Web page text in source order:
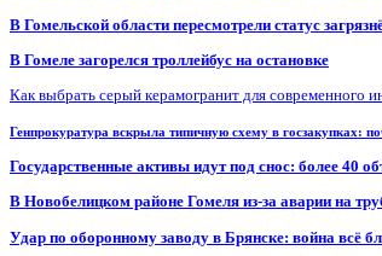
В Гомельской области пересмотрели статус
В Гомеле загорелся троллейбус на остановке
Как выбрать серый керамогранит для современного
Генпрокуратура вскрыла типичную схему в госзакупках:
Государственные активы идут под снос: более 40
В Новобелицком районе Гомеля из-за аварии на
Удар по оборонному заводу в Брянске: война всё